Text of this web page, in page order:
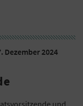
Dezember 2024
und